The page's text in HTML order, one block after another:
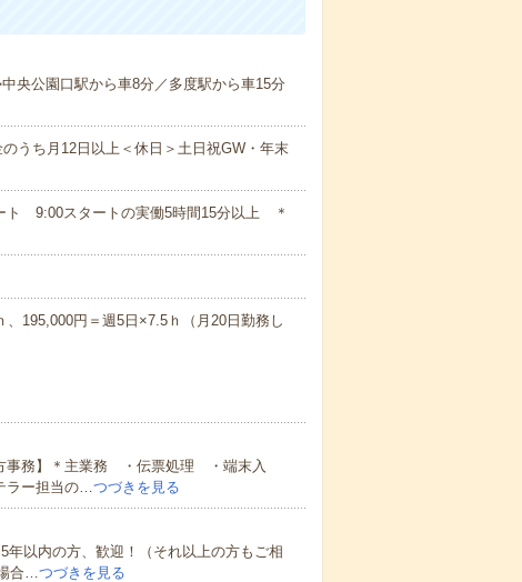
央公園口駅から車8分／多度駅から車15分
うち月12日以上＜休日＞土日祝GW・年末
ト 9:00スタートの実働5時間15分以上 ＊
195,000円＝週5日×7.5ｈ（月20日勤務し
事務】＊主業務 ・伝票処理 ・端末入
ラー担当の…つづきを見る
以内の方、歓迎！（それ以上の方もご相
合…つづきを見る